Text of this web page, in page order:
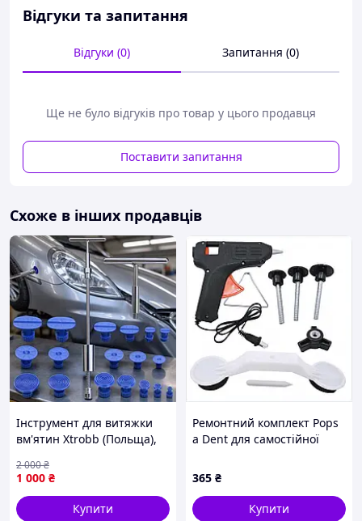
боці важеля для роботи без пошкоджень
Технічні характеристики:
Довжина: 165 мм
Відгуки та запитання
Відгуки (0) Запитання (0)
Ще не було відгуків про товар у цього продавця
Поставити запитання
Схоже в інших продавців
Інструмент для витяжки
вм'ятин Xtrobb (Польща),
вм'ятин без фарбування,
Прилад для рихтування
вм'ятин, QLL
1 000 ₴
2 000₴
Купити
Ремонтний комплект Pops
a Dent для самостійної
365 ₴
Купити